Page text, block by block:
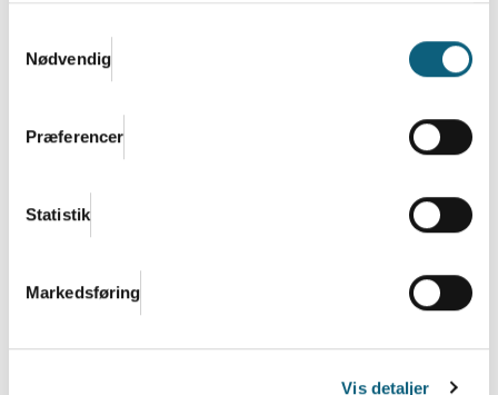
Danish.Cares privatlivs- og cookiepolitik
Nødvendig
Præferencer
Statistik
Markedsføring
Vis detaljer
regeringsgrundlaget
ét spørgsmål være uomgængeligt: Hvordan sørger
vi...
Læs mere